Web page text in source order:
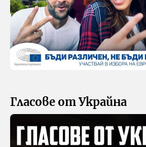
Гласове от Украйна